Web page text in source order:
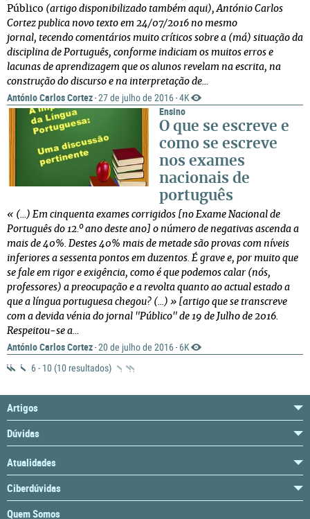
Público (artigo disponibilizado também aqui),António Carlos
Cortez publica novo texto em 24/07/2016 no mesmo
jornal, tecendo comentários muito críticos sobre a (má) situação da
disciplina de Português, conforme indiciam os muitos erros e
lacunas de aprendizagem que os alunos revelam na escrita, na
construção do discurso e na interpretação de...
António Carlos Cortez · 27 de julho de 2016 · 4K
Ensino
O que se escreve e
como se escreve
nos exames
nacionais de
português
« (...) Em cinquenta exames corrigidos [no Exame Nacional de
Português do 12.º ano deste ano] o número de negativas ascenda a
mais de 40%. Destes 40% mais de metade são provas com níveis
inferiores a sessenta pontos em duzentos. É grave e, por muito que
se fale em rigor e exigência, como é que podemos calar (nós,
professores) a preocupação e a revolta quanto ao actual estado a
que a língua portuguesa chegou? (...) » [artigo que se transcreve
com a devida vénia do jornal "Público" de 19 de Julho de 2016.
Respeitou-se a...
António Carlos Cortez · 20 de julho de 2016 · 6K
6 - 10 (10 resultados)
Artigos
Dúvidas
Atualidades
Ciberdúvidas
Quem Somos